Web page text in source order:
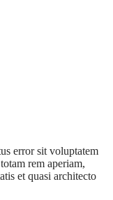
error sit voluptatem
rem aperiam,
et quasi architecto